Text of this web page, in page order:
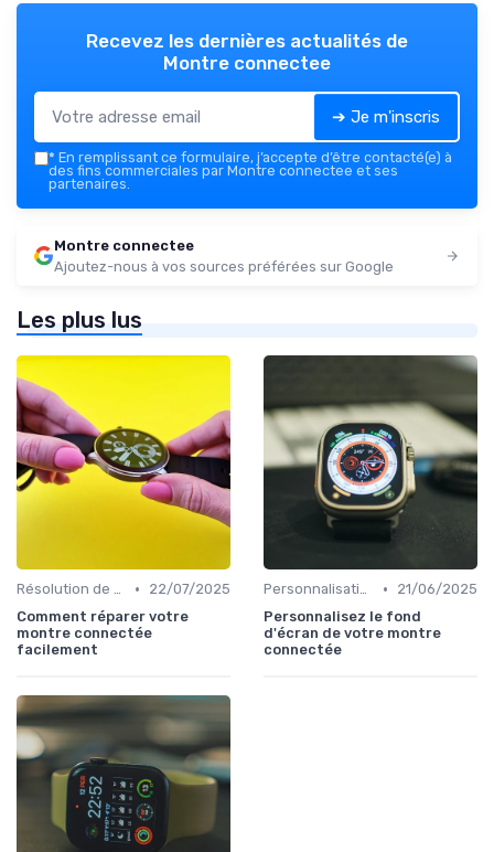
Recevez les dernières actualités de
Montre connectee
➔ Je m'inscris
* En remplissant ce formulaire, j’accepte d’être contacté(e) à
des fins commerciales par Montre connectee et ses
partenaires.
Montre connectee
Ajoutez-nous à vos sources préférées sur Google
Les plus lus
Résolution de Problèmes Techniques •
22/07/2025
Comment réparer votre
montre connectée
facilement
Personnalisation avec des Bracelets •
21/06/2025
Personnalisez le fond
d'écran de votre montre
connectée